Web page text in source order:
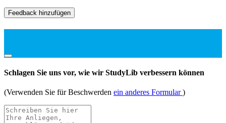
Feedback hinzufügen
Schlagen Sie uns vor, wie wir StudyLib verbessern können
(Verwenden Sie für Beschwerden ein anderes Formular)